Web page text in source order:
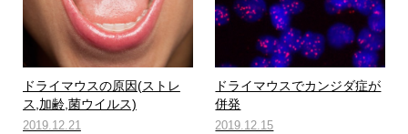
ドライマウスの原因(ストレ
ス,加齢,菌ウイルス)
2019.12.21
ドライマウスでカンジダ症が
併発
2019.12.15